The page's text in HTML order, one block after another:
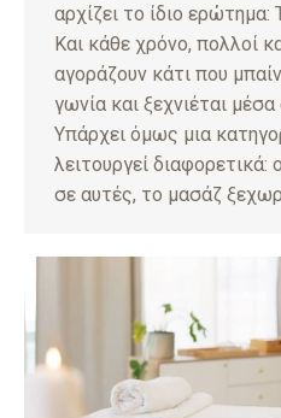
αρχίζει το ίδιο
Και κάθε χρόνο, πολλοί
αγοράζουν κάτι που
γωνία και ξεχνιέται
Υπάρχει όμως μια
λειτουργεί διαφορετικά:
σε αυτές, το μασάζ